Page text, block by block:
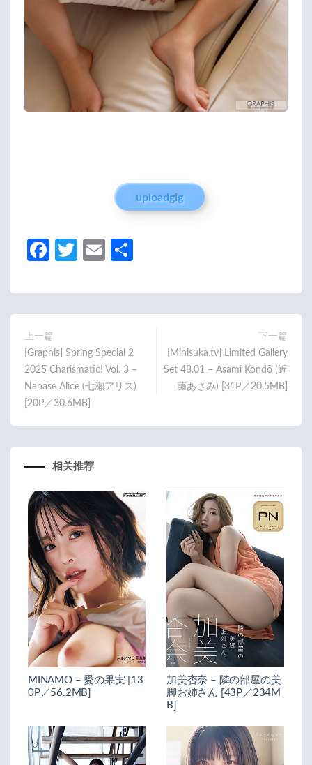
uploadgig
Fa
b
o
o
k
T
itt
er
E
ail
上一篇
[Graphis] Spring Special 2
2025 Charismatic! Vol. 3 –
Nanase Alice (七瀬アリス)
[20P／30.6MB]
下一篇
[Minisuka.tv] Limited Gallery
Set 48.01 – Asami Kondō (近
藤あさみ) [31P／20.5MB]
相关推荐
MINAMO – 愛の果実 [13
0P／56.2MB]
加美杏奈 – 隣の部屋の美
脚お姉さん [43P／234M
B]